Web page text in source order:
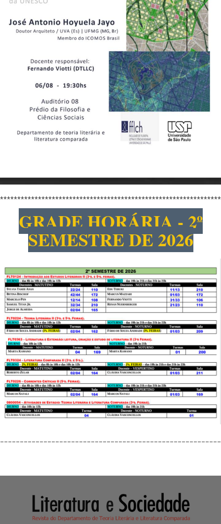
GRADE HORÁRIA - 2º
SEMESTRE DE 2026